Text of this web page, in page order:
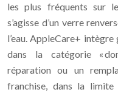
les plus fréquents sur
s’agisse d’un verre
l’eau. AppleCare+
dans la catégorie «
réparation ou un
franchise, dans la limite